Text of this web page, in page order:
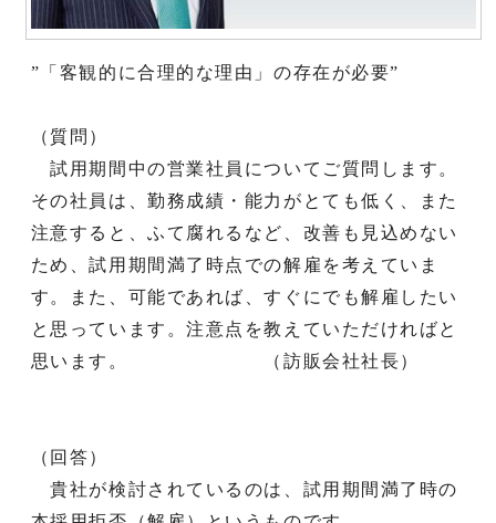
”「客観的に合理的な理由」の存在が必要”
（質問）
試用期間中の営業社員についてご質問します。
その社員は、勤務成績・能力がとても低く、また
注意すると、ふて腐れるなど、改善も見込めない
ため、試用期間満了時点での解雇を考えていま
す。また、可能であれば、すぐにでも解雇したい
と思っています。注意点を教えていただければと
思います。 （訪販会社社長）
（回答）
貴社が検討されているのは、試用期間満了時の